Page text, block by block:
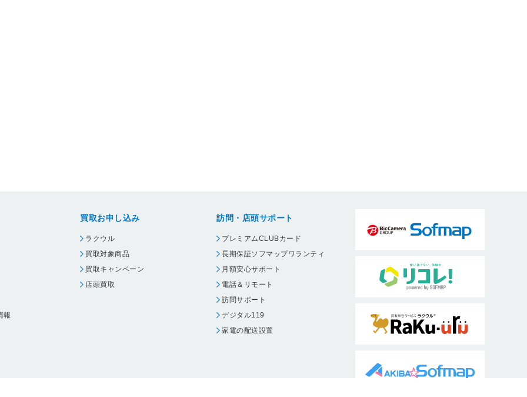
報
買取お申し込み
ラクウル
買取対象商品
買取キャンペーン
店頭買取
訪問・店頭サポート
プレミアムCLUBカード
長期保証ソフマップワランティ
月額安心サポート
電話＆リモート
訪問サポート
デジタル119
家電の配送設置